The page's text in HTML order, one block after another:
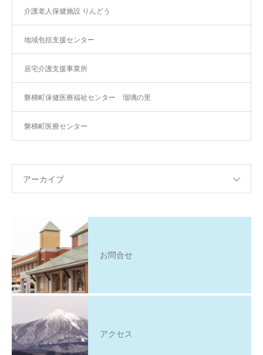
介護老人保健施設 りんどう
地域包括支援センター
居宅介護支援事業所
磐梯町保健医療福祉センター 瑠璃の里
磐梯町医療センター
アーカイブ
お問合せ
アクセス